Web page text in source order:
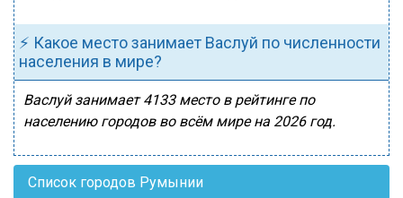
⚡ Какое место занимает Васлуй по численности
населения в мире?
Васлуй занимает 4133 место в рейтинге по
населению городов во всём мире на 2026 год.
Список городов Румынии